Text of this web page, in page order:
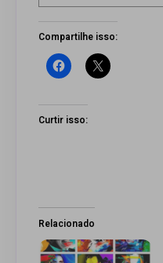
Compartilhe isso:
Curtir isso:
Relacionado